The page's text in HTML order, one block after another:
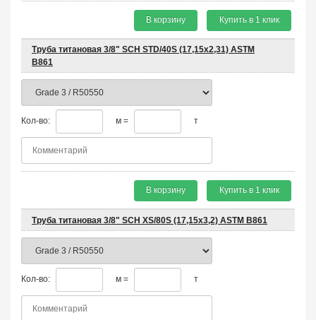
В корзину Купить в 1 клик
Труба титановая 3/8" SCH STD/40S (17,15x2,31) ASTM
B861
Кол-во: м = т
В корзину Купить в 1 клик
Труба титановая 3/8" SCH XS/80S (17,15x3,2) ASTM B861
Кол-во: м = т